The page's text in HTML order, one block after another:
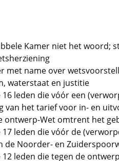
Kamer niet het woord;
met name over
waterstaat en justitie
leden die vóór een
van het tarief voor in- en
ontwerp-Wet omtrent het
leden die vóór de
de Noorder- en
leden die tegen de